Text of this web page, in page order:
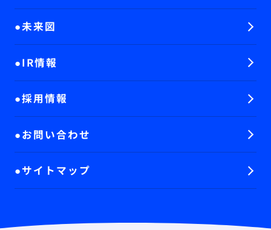
未来図
IR情報
採用情報
お問い合わせ
サイトマップ